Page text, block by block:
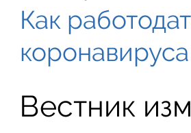
Как
коронавируса
Вестник